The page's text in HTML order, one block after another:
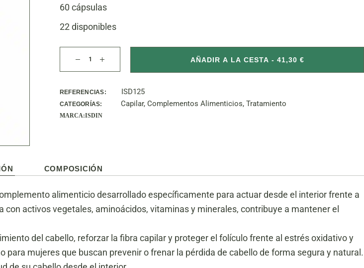
60 cápsulas
22 disponibles
AÑADIR A LA CESTA - 41,30 €
REFERENCIAS: ISD125
CATEGORÍAS: Capilar, Complementos Alimenticios, Tratamiento
MARCA:ISDIN
COMPOSICIÓN
alimenticio desarrollado específicamente para actuar desde el interior frente a
activos vegetales, aminoácidos, vitaminas y minerales, contribuye a mantener el
del cabello, reforzar la fibra capilar y proteger el folículo frente al estrés oxidativo y
mujeres que buscan prevenir o frenar la pérdida de cabello de forma segura y natural.